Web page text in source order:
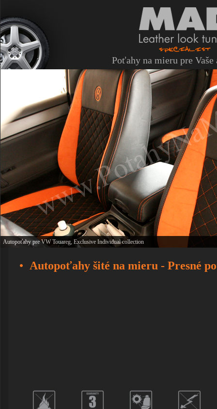
Poťahy na mieru pre Vaše
Autopoťahy pre VW Touareg, Exclusive Individual collection
Autopoťahy šité na mieru - Presné